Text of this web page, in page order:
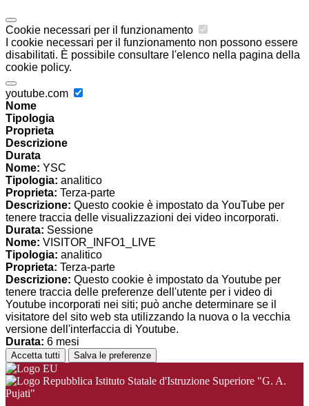
Cookie necessari per il funzionamento
I cookie necessari per il funzionamento non possono essere
disabilitati. È possibile consultare l'elenco nella pagina della
cookie policy.
youtube.com
Nome
Tipologia
Proprieta
Descrizione
Durata
Nome: YSC
Tipologia: analitico
Proprieta: Terza-parte
Descrizione: Questo cookie è impostato da YouTube per
tenere traccia delle visualizzazioni dei video incorporati.
Durata: Sessione
Nome: VISITOR_INFO1_LIVE
Tipologia: analitico
Proprieta: Terza-parte
Descrizione: Questo cookie è impostato da Youtube per
tenere traccia delle preferenze dell'utente per i video di
Youtube incorporati nei siti; può anche determinare se il
visitatore del sito web sta utilizzando la nuova o la vecchia
versione dell'interfaccia di Youtube.
Durata: 6 mesi
Accetta tutti Salva le preferenze
Istituto Statale d'Istruzione Superiore "G. A.
Pujati"